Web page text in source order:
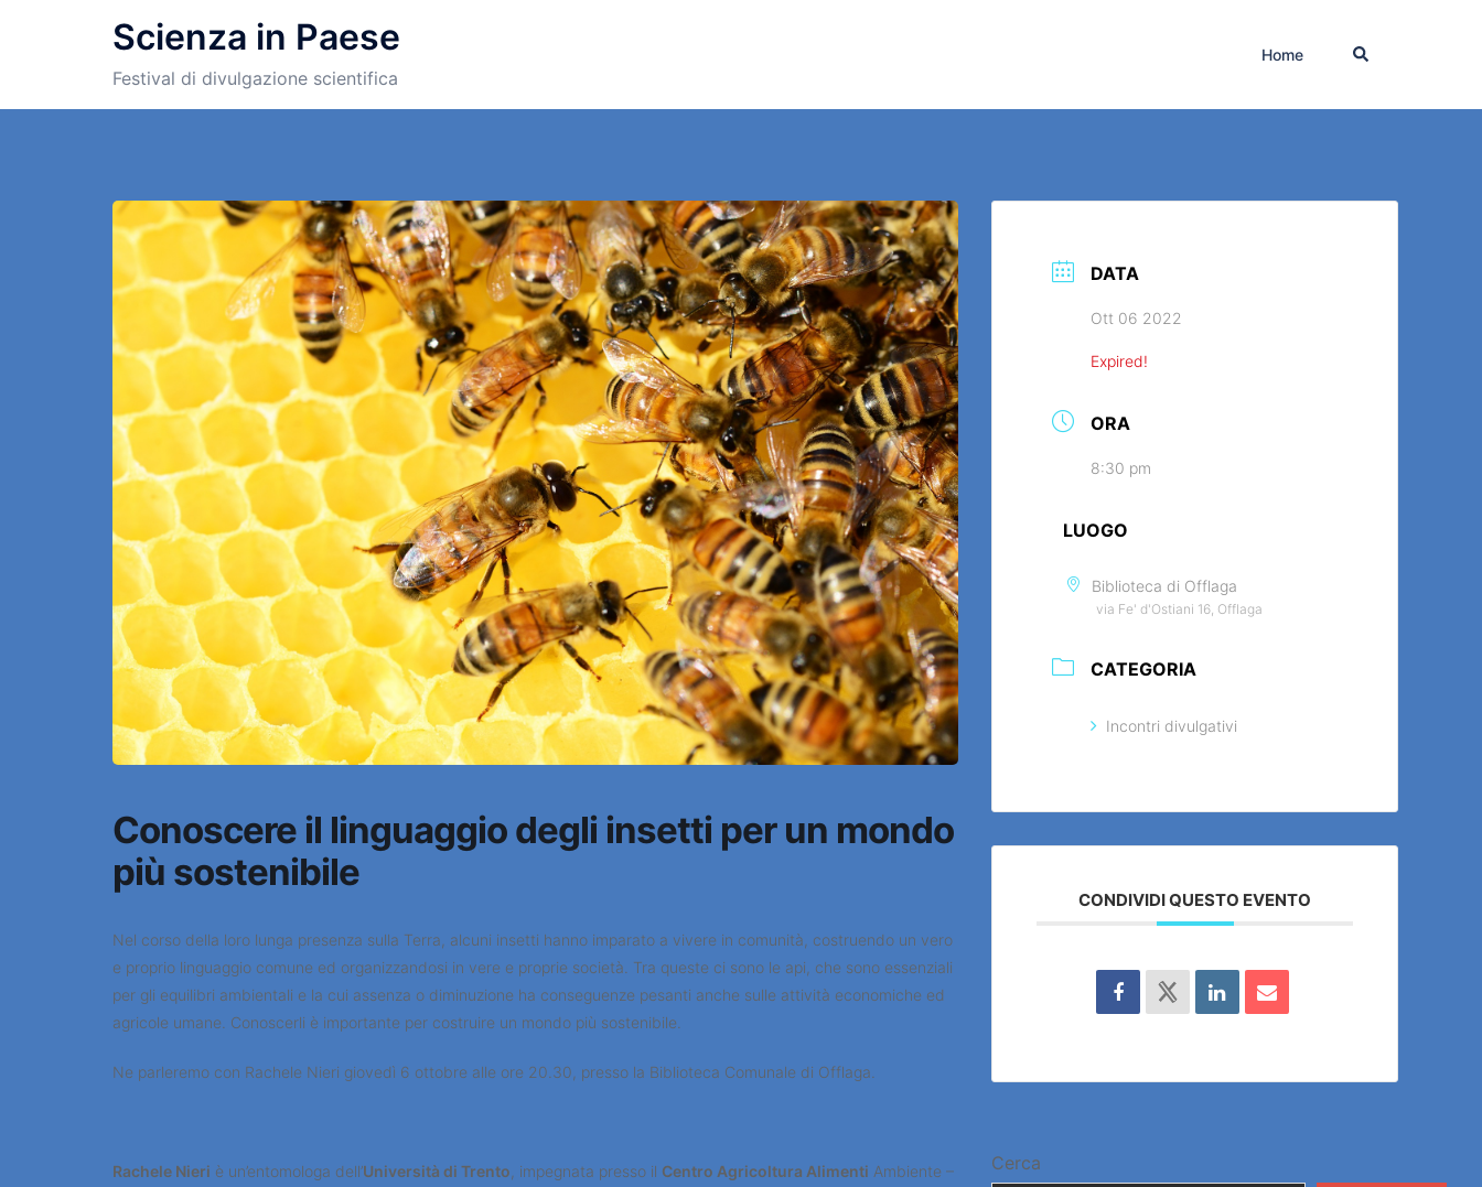
Scienza in Paese
Festival di divulgazione scientifica
Home
Conoscere il linguaggio degli insetti per un mondo
più sostenibile
Nel corso della loro lunga presenza sulla Terra, alcuni insetti hanno imparato a vivere in comunità, costruendo un vero
e proprio linguaggio comune ed organizzandosi in vere e proprie società. Tra queste ci sono le api, che sono essenziali
per gli equilibri ambientali e la cui assenza o diminuzione ha conseguenze pesanti anche sulle attività economiche ed
agricole umane. Conoscerli è importante per costruire un mondo più sostenibile.
Ne parleremo con Rachele Nieri giovedì 6 ottobre alle ore 20.30, presso la Biblioteca Comunale di Offlaga.
Rachele Nieri è un’entomologa dell’Università di Trento , impegnata presso il Centro Agricoltura Alimenti Ambiente –
DATA
Ott 06 2022
Expired!
ORA
8:30 pm
LUOGO
Biblioteca di Offlaga
via Fe' d'Ostiani 16, Offlaga
CATEGORIA
Incontri divulgativi
CONDIVIDI QUESTO EVENTO
Cerca